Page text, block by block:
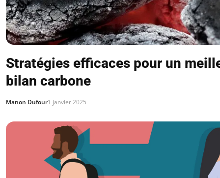
Stratégies efficaces pour un
bilan carbone
Manon Dufour1 janvier 2025